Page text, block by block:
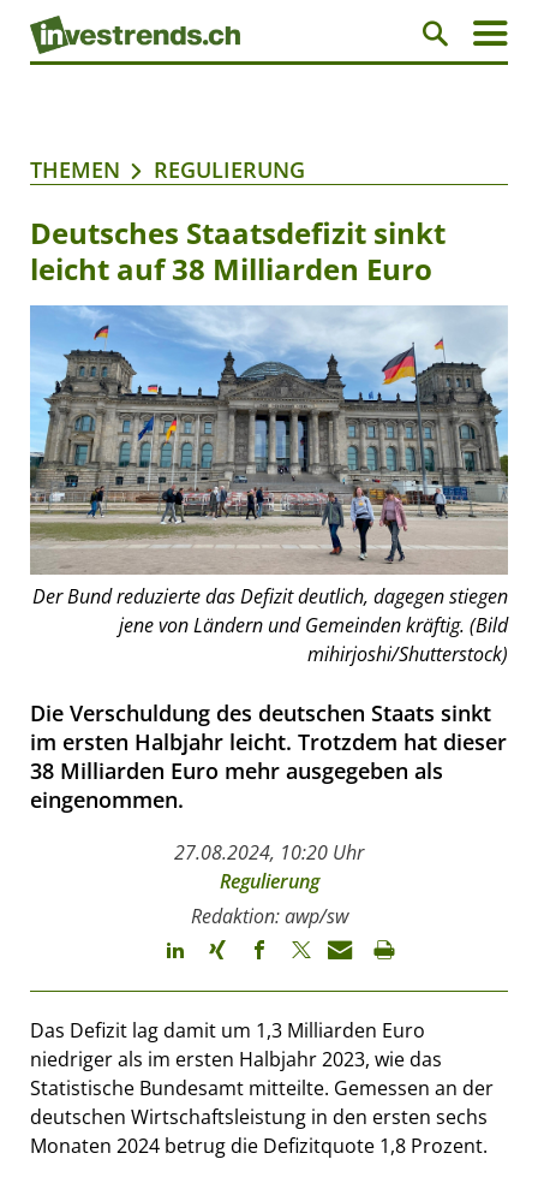
THEMEN REGULIERUNG
Deutsches Staatsdefizit sinkt
leicht auf 38 Milliarden Euro
Der Bund reduzierte das Defizit deutlich, dagegen stiegen
jene von Ländern und Gemeinden kräftig. (Bild
mihirjoshi/Shutterstock)
Die Verschuldung des deutschen Staats sinkt
im ersten Halbjahr leicht. Trotzdem hat dieser
38 Milliarden Euro mehr ausgegeben als
eingenommen.
27.08.2024, 10:20 Uhr
Regulierung
Redaktion: awp/sw
Das Defizit lag damit um 1,3 Milliarden Euro
niedriger als im ersten Halbjahr 2023, wie das
Statistische Bundesamt mitteilte. Gemessen an der
deutschen Wirtschaftsleistung in den ersten sechs
Monaten 2024 betrug die Defizitquote 1,8 Prozent.